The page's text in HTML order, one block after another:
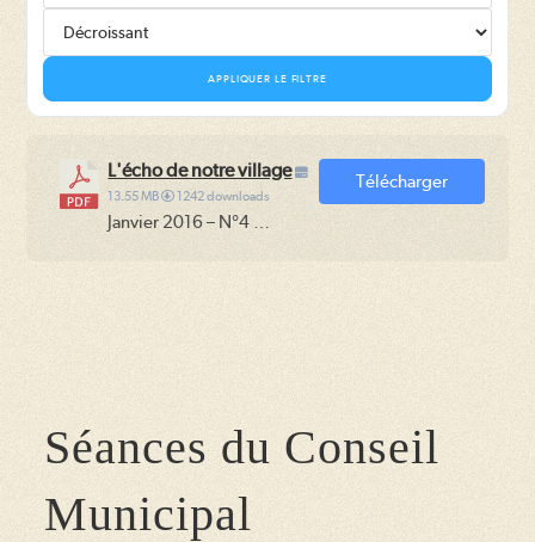
APPLIQUER LE FILTRE
L'écho de notre village
13.55 MB 1242 downloads
Janvier 2016 – N°4 …
Télécharger
Séances du Conseil
Municipal